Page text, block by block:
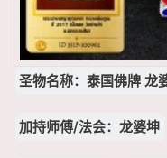
圣物名称：泰国佛牌 龙
加持师傅/法会：龙婆坤